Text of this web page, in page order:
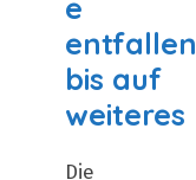
entfallen
bis auf
weiteres
Die